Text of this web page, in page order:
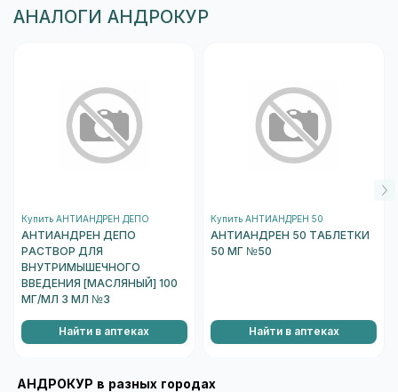
АНАЛОГИ АНДРОКУР
Купить АНТИАНДРЕН ДЕПО
АНТИАНДРЕН ДЕПО
РАСТВОР ДЛЯ
ВНУТРИМЫШЕЧНОГО
ВВЕДЕНИЯ [МАСЛЯНЫЙ] 100
МГ/МЛ 3 МЛ №3
Найти в аптеках
Купить АНТИАНДРЕН 50
АНТИАНДРЕН 50 ТАБЛЕТКИ
50 МГ №50
Найти в аптеках
АНДРОКУР в разных городах